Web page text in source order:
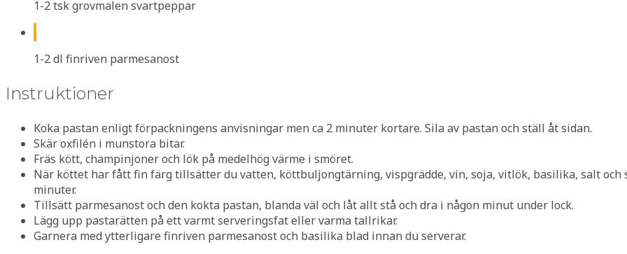
1-2 tsk grovmalen svartpeppar
1-2 dl finriven parmesanost
Instruktioner
Koka pastan enligt förpackningens anvisningar men ca 2 minuter kortare. Sila av pastan och ställ åt sidan.
Skär oxfilén i munstora bitar.
Fräs kött, champinjoner och lök på medelhög värme i smöret.
När köttet har fått fin färg tillsätter du vatten, köttbuljongtärning, vispgrädde, vin, soja, vitlök, basilika, salt och
minuter.
Tillsätt parmesanost och den kokta pastan, blanda väl och låt allt stå och dra i någon minut under lock.
Lägg upp pastarätten på ett varmt serveringsfat eller varma tallrikar.
Garnera med ytterligare finriven parmesanost och basilika blad innan du serverar.